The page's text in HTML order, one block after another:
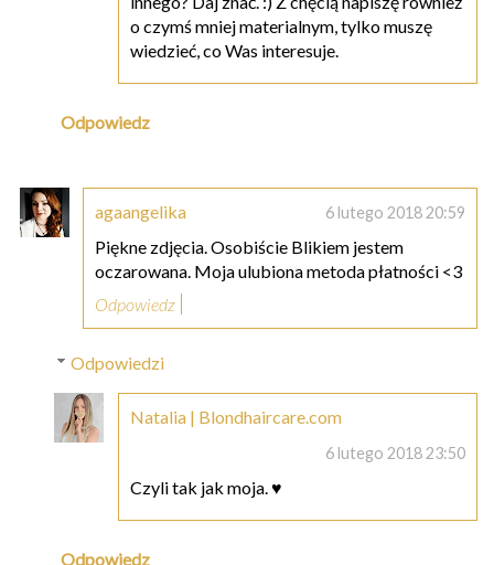
o czymś mniej materialnym, tylko muszę
wiedzieć, co Was interesuje.
Odpowiedz
agaangelika 6 lutego 2018 20:59
Piękne zdjęcia. Osobiście Blikiem jestem
oczarowana. Moja ulubiona metoda płatności <3
Odpowiedz
Odpowiedzi
Natalia | Blondhaircare.com
6 lutego 2018 23:50
Czyli tak jak moja. ♥
Odpowiedz